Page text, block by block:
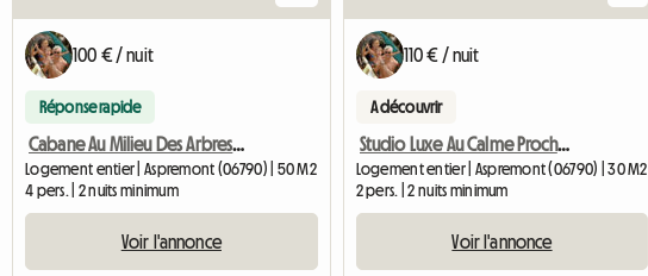
100 € / nuit
Réponse rapide
Cabane Au Milieu Des Arbres Repos Absolu Proche De Nice
Logement entier | Aspremont (06790) | 50 M2
4 pers. | 2 nuits minimum
Voir l'annonce
110 € / nuit
A découvrir
Studio Luxe Au Calme Proche De Nice
Logement entier | Aspremont (06790) | 30 M2
2 pers. | 2 nuits minimum
Voir l'annonce